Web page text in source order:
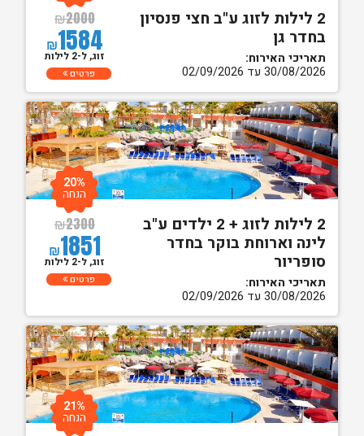
2 לילות לזוג ע"ב חצי פנסיון
בחדר גן
תאריכי האירוח:
30/08/2026 עד 02/09/2026
₪2000
₪1584
זוג, ל-2 לילות
פרטים
2 לילות לזוג + 2 ילדים ע"ב
לינה וארוחת בוקר בחדר
סופריור
תאריכי האירוח:
30/08/2026 עד 02/09/2026
₪2300
₪1851
20%
הנחה
זוג, ל-2 לילות
פרטים
21%
הנחה